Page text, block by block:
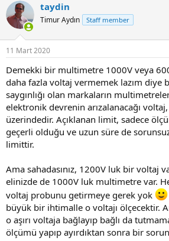
c
t
i
s
taydin
Timur Aydın Staff member
11 Mart 2020
Demekki bir multimetre 1000V veya
daha fazla voltaj vermemek lazım diye
saygınlığı olan markaların
elektronik devrenin arızalanacağı
üzerindedir. Açıklanan limit, sadece
geçerli olduğu ve uzun süre de
limittir.
Ama sahadasınız, 1200V luk bir voltaj
elinizde de 1000V luk multimetre var.
voltaj probunu getirmeye gerek yok
büyük bir ihtimalle o voltajı ölçecektir.
o aşırı voltaja bağlayıp bağlı da
ölçümü yapıp ayırdıktan sonra bir